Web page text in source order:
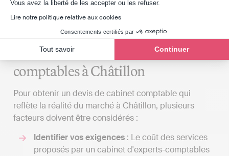
Vous avez la liberté de les accepter ou les refuser.
Lire notre politique relative aux cookies
Consentements certifiés par
Tout savoir Continuer
qualité/services/honoraires. Si cela ne correspond
pas à vos besoins, vous pouvez considérer une
solution de comptabilité en ligne.
Examiner les coûts des services
comptables à Châtillon
Pour obtenir un devis de cabinet comptable qui
reflète la réalité du marché à Châtillon, plusieurs
facteurs doivent être considérés :
Identifier vos exigences : Le coût des services
proposés par un cabinet d'experts-comptables